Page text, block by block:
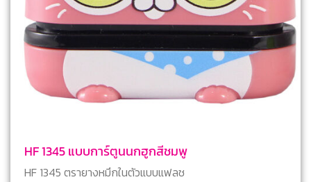
HF 1345 แบบการ์ตูนนกฮูกสีชมพู
HF 1345 ตรายางหมึกในตัวแบบแฟลช